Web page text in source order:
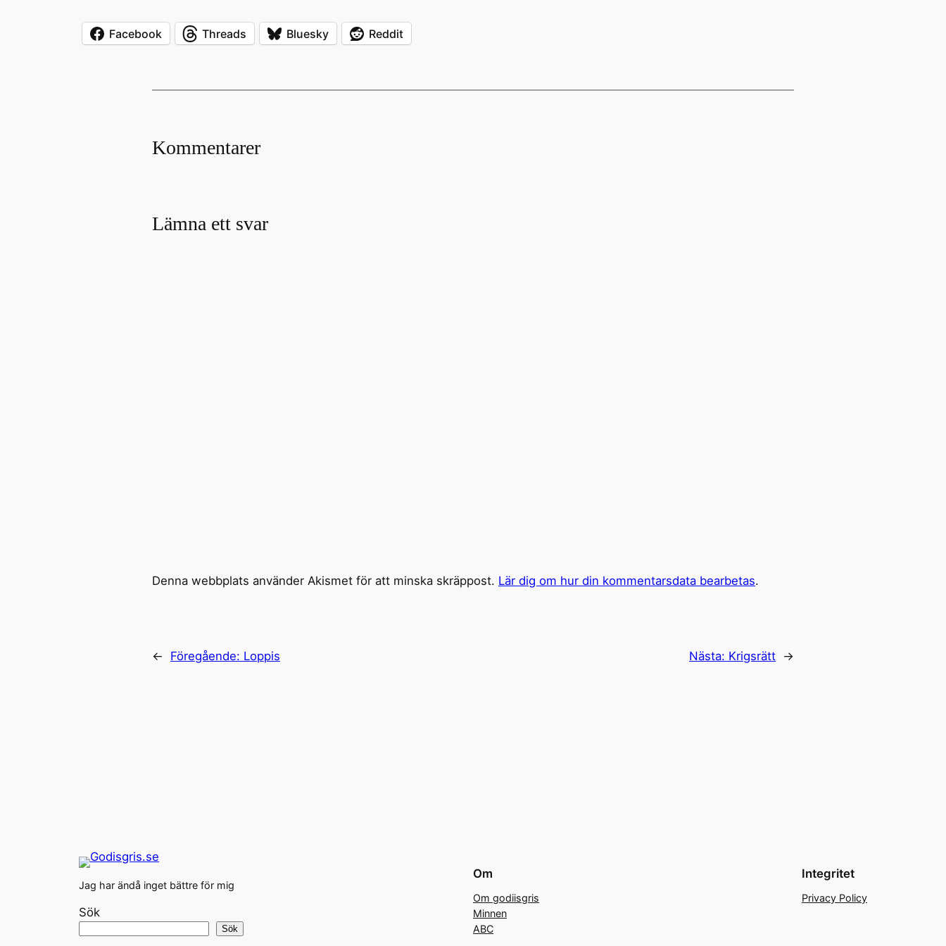
Facebook Threads Bluesky Reddit
Kommentarer
Lämna ett svar
Denna webbplats använder Akismet för att minska skräppost. Lär dig om hur din kommentarsdata bearbetas.
← Föregående: Loppis Nästa: Krigsrätt →
Jag har ändå inget bättre för mig
Sök
Sök
Om
Om godiisgris
Minnen
ABC
Integritet
Privacy Policy